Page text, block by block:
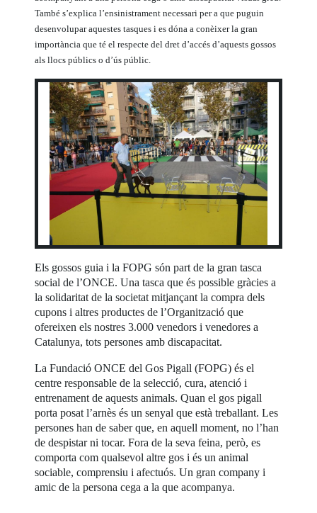
També s’explica l’ensinistrament necessari per a que puguin
desenvolupar aquestes tasques i es dóna a conèixer la gran
importància que té el respecte del dret d’accés d’aquests gossos
als llocs públics o d’ús públic.
Els gossos guia i la FOPG són part de la gran tasca
social de l’ONCE. Una tasca que és possible gràcies a
la solidaritat de la societat mitjançant la compra dels
cupons i altres productes de l’Organització que
ofereixen els nostres 3.000 venedors i venedores a
Catalunya, tots persones amb discapacitat.
La Fundació ONCE del Gos Pigall (FOPG) és el
centre responsable de la selecció, cura, atenció i
entrenament de aquests animals. Quan el gos pigall
porta posat l’arnès és un senyal que està treballant. Les
persones han de saber que, en aquell moment, no l’han
de despistar ni tocar. Fora de la seva feina, però, es
comporta com qualsevol altre gos i és un animal
sociable, comprensiu i afectuós. Un gran company i
amic de la persona cega a la que acompanya.